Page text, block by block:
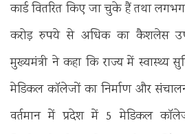
कार्ड वितरित किए जा चुके हैं तथा
करोड़ रुपये से अधिक का कैशलेस
मुख्यमंत्री ने कहा कि राज्य में स्वास्थ्य
मेडिकल कॉलेजों का निर्माण और
वर्तमान में प्रदेश में 5 मेडिकल